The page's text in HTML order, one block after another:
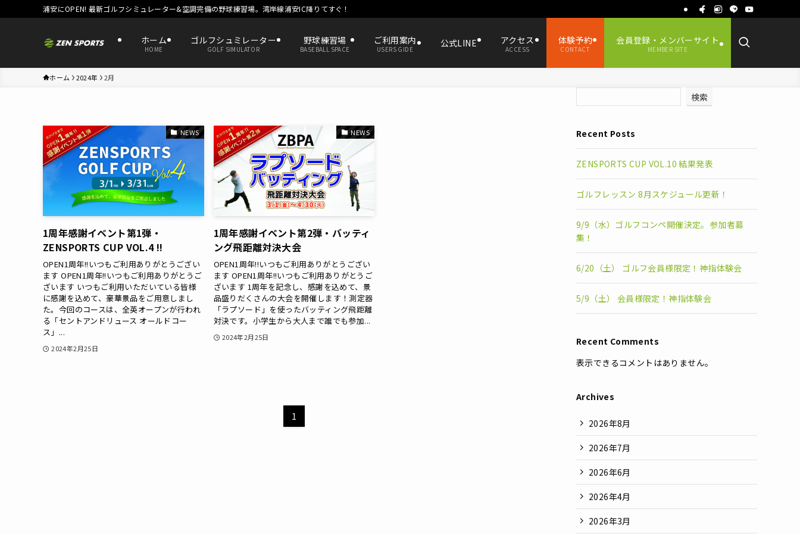
浦安にOPEN! 最新ゴルフシミュレーター&空調完備の野球練習場。湾岸線浦安IC降りてすぐ！
ホーム
HOME
ゴルフシュミレーター
GOLF SIMULATOR
野球練習場
BASEBALL SPACE
ご利用案内
USERS GIDE
公式LINE アクセス
ACCESS
体験予約
CONTACT
会員登録・メンバーサイト
MEMBER SITE
ホーム 2024年 2月
NEWS
1周年感謝イベント第1弾・
ZENSPORTS CUP VOL.4 !!
OPEN1周年!!いつもご利用ありがとうござい
ます OPEN1周年!!いつもご利用ありがとうご
ざいます いつもご利用いただいている皆様
に感謝を込めて、豪華景品をご用意しまし
た。今回のコースは、全英オープンが行われ
る「セントアンドリュース オールドコー
ス」...
2024年2月25日
NEWS
1周年感謝イベント第2弾・バッティ
ング飛距離対決大会
OPEN1周年!!いつもご利用ありがとうござい
ます OPEN1周年!!いつもご利用ありがとうご
ざいます 1周年を記念し、感謝を込めて、景
品盛りだくさんの大会を開催します！測定器
「ラプソード」を使ったバッティング飛距離
対決です。小学生から大人まで誰でも参加...
2024年2月25日
1
検索
Recent Posts
ZENSPORTS CUP VOL.10 結果発表
ゴルフレッスン 8月スケジュール更新！
9/9（水）ゴルフコンペ開催決定。参加者募
集！
6/20（土） ゴルフ会員様限定！神指体験会
5/9（土） 会員様限定！神指体験会
Recent Comments
表示できるコメントはありません。
Archives
2026年8月
2026年7月
2026年6月
2026年4月
2026年3月